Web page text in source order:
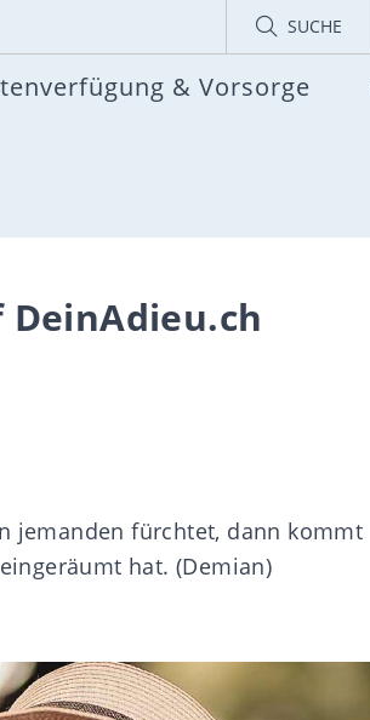
SUCHE
& Vorsorge
jemanden fürchtet, dann kommt
hat. (Demian)